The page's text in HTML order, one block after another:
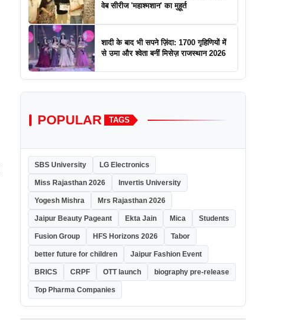
वेब सीरीज 'महाश्मशान' का मुहूर्त
शादी के बाद भी सपने ज़िंदा: 1700 गृहिणियों में
से उमा और श्वेता बनीं मिसेज़ राजस्थान 2026
POPULAR TAGS
SBS University LG Electronics
Miss Rajasthan 2026 Invertis University
Yogesh Mishra Mrs Rajasthan 2026
Jaipur Beauty Pageant Ekta Jain Mica Students
Fusion Group HFS Horizons 2026 Tabor
better future for children Jaipur Fashion Event
BRICS CRPF OTT launch biography pre-release
Top Pharma Companies